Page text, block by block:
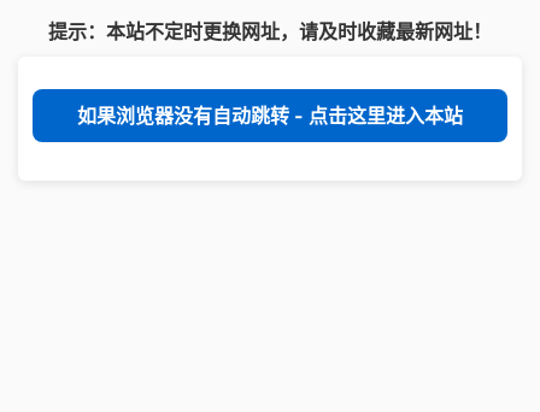
提示：本站不定时更换网址，请及时收藏最新网址！
如果浏览器没有自动跳转 - 点击这里进入本站